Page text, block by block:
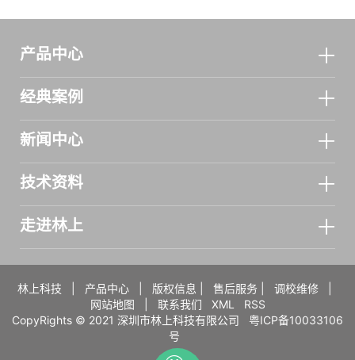
产品中心
经典案例
新闻中心
技术资料
走进林上
林上科技 产品中心| 版权信息 售后服务| 调校维修|
网站地图
联系我们 XML
RSS
CopyRights © 2021 深圳市林上科技有限公司 粤ICP备10033106
号